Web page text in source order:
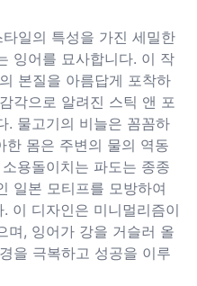
일의 특성을 가진 세밀한
잉어를 묘사합니다. 이 작
본질을 아름답게 포착하
각으로 알려진 스틱 앤 포
. 물고기의 비늘은 꼼꼼하
한 몸은 주변의 물의 역동
용돌이치는 파도는 종종
일본 모티프를 모방하여
이 디자인은 미니멀리즘이
며, 잉어가 강을 거슬러 올
을 극복하고 성공을 이루